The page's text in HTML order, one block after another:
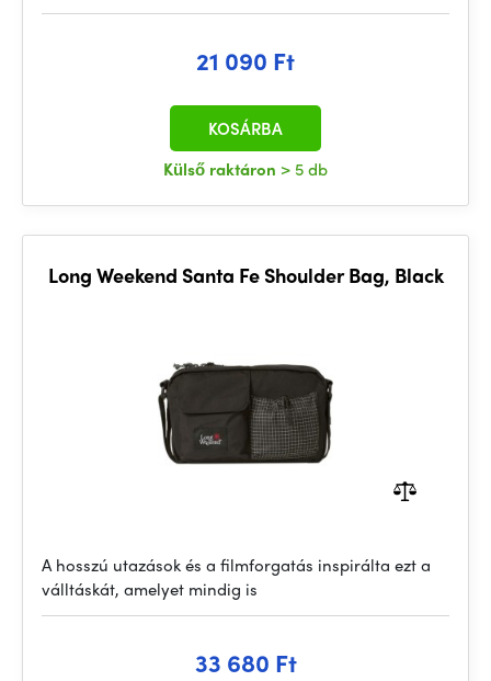
21 090 Ft
Külső raktáron > 5 db
KOSÁRBA
Long Weekend Santa Fe Shoulder Bag, Black
A hosszú utazások és a filmforgatás inspirálta ezt a
válltáskát, amelyet mindig is
33 680 Ft